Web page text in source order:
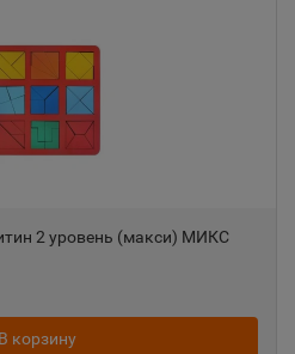
2 уровень (макси) МИКС
В корзину